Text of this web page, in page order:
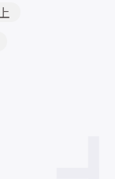
分 エ
動ライ